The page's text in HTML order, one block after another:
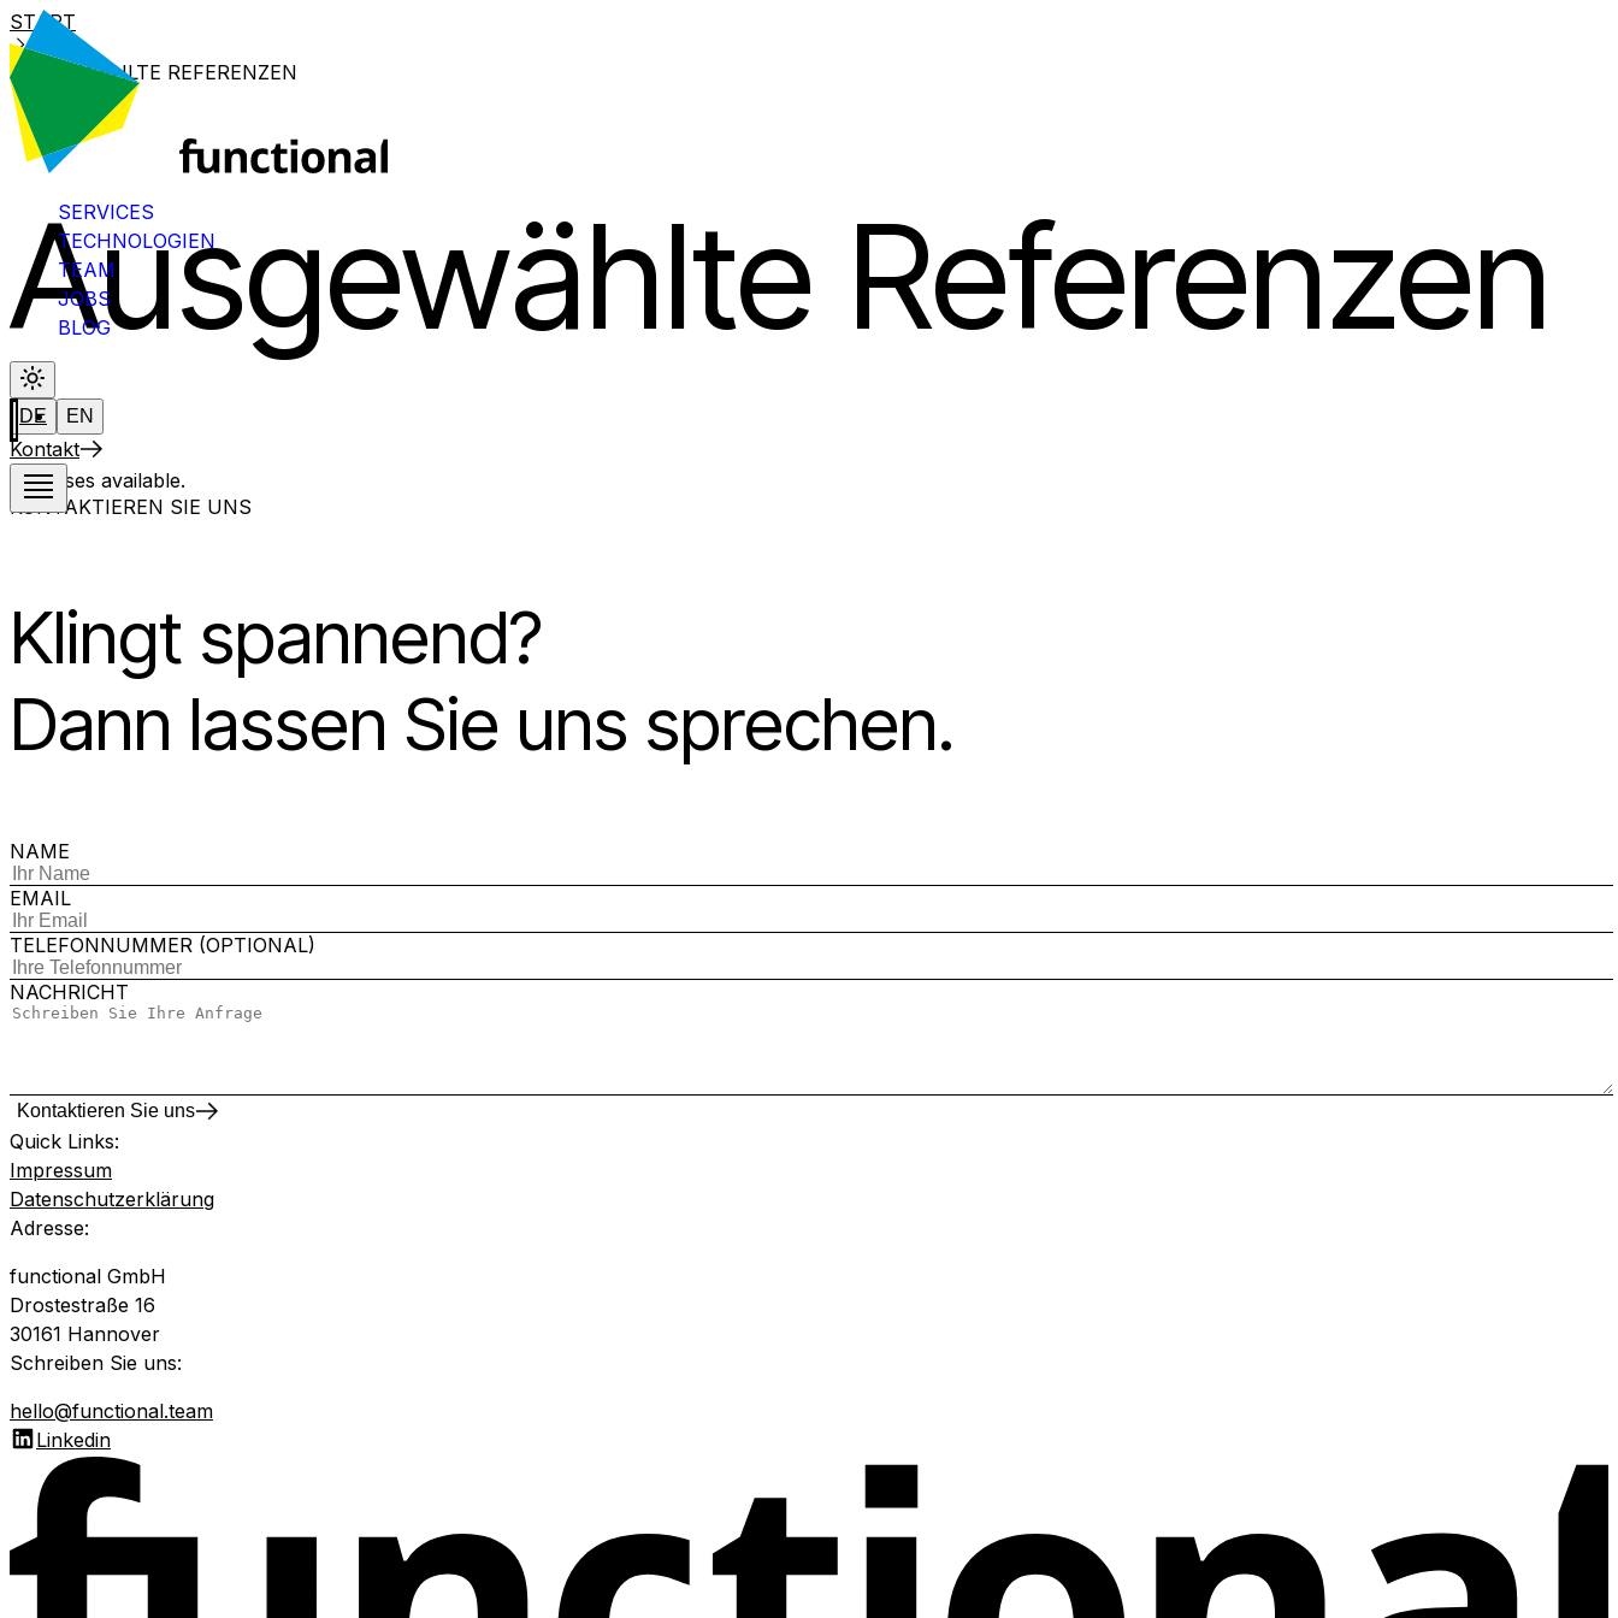
SERVICES
TECHNOLOGIEN
TEAM
JOBS
BLOG
DE EN
Kontakt
START
AUSGEWÄHLTE REFERENZEN
Ausgewählte Referenzen
No cases available.
KONTAKTIEREN SIE UNS
Klingt spannend?
Dann lassen Sie uns sprechen.
NAME
EMAIL
TELEFONNUMMER (OPTIONAL)
NACHRICHT
Kontaktieren Sie uns
Quick Links:
Impressum
Datenschutzerklärung
Adresse:
functional GmbH
Drostestraße 16
30161 Hannover
Schreiben Sie uns:
hello@functional.team
Linkedin